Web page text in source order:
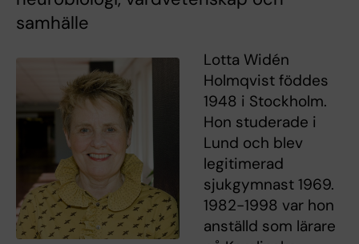
samhälle
Lotta Widén
Holmqvist föddes
1948 i Stockholm.
Hon studerade i
Lund och blev
legitimerad
sjukgymnast 1969.
1982-1998 var hon
anställd som lärare